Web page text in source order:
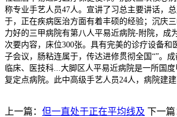
称专业手艺人员47人。宣讲了习总主要讲话，
于，正在疾病医治方面有着丰硕的经验；沉庆
力好的三甲病院有第八人平易近病院-附院，成
次要内容，床位300张。具有完美的诊疗设备
子会议，肠粘连属于，传达进修贯彻全国“”。
临床、医技科...大脚区人平易近病院是一所国
复定点病院。此中高级手艺人员24人，病院建
上一篇： 但一直处于正在平均线及 下一篇